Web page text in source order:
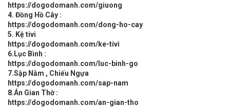
https://dogodomanh.com/giuong
4. Đồng Hồ Cây :
https://dogodomanh.com/dong-ho-cay
5. Kệ tivi
https://dogodomanh.com/ke-tivi
6.Lục Bình :
https://dogodomanh.com/luc-binh-go
7.Sập Nằm , Chiếu Ngựa
https://dogodomanh.com/sap-nam
8.Án Gian Thờ :
https://dogodomanh.com/an-gian-tho